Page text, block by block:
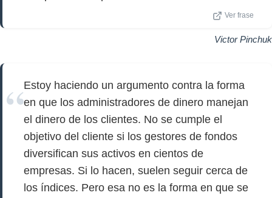
Ver frase
Victor Pinchuk
Estoy haciendo un argumento contra la forma
en que los administradores de dinero manejan
el dinero de los clientes. No se cumple el
objetivo del cliente si los gestores de fondos
diversifican sus activos en cientos de
empresas. Si lo hacen, suelen seguir cerca de
los índices. Pero esa no es la forma en que se